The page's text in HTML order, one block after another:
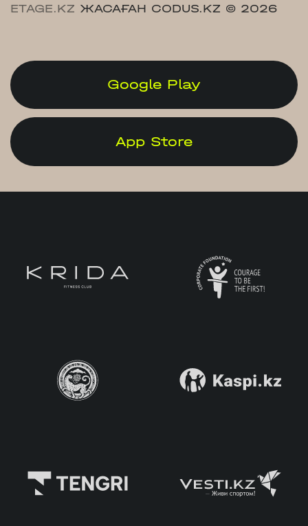
ETAGE.KZ ЖАСАҒАН CODUS.KZ © 2026
Google Play
App Store